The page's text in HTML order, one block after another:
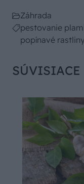
Záhrada
pestovanie
popínavé rastliny
SÚVISIACE